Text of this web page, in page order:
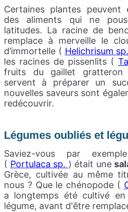
Certaines plantes peuvent
des aliments qui ne
latitudes. La racine de
remplace à merveille le
d’immortelle ( Helichrisum sp.
les racines de pissenlits (
fruits du gaillet
servent à préparer un
nouvelles saveurs sont
redécouvrir.
Légumes oubliés et
Saviez-vous par
( Portulaca sp. ) était une
Grèce, cultivée au même
nous ? Que le chénopode (
a longtemps été cultivé
légume, avant d'être